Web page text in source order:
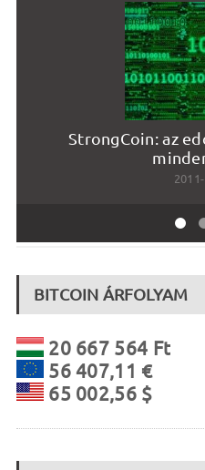
StrongCoin: az
BITCOIN ÁRFOLYAM
20 667 564 Ft
56 407,11 €
65 002,56 $